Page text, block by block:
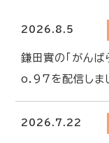
2026.8.5
鎌田實の「がん
o.97を配信しま
2026.7.22